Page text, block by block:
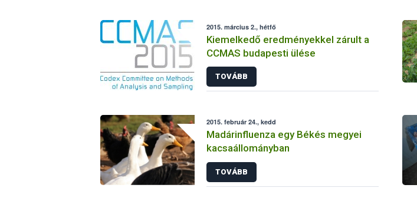
2015. március 2., hétfő
Kiemelkedő eredményekkel zárult a
CCMAS budapesti ülése
TOVÁBB
2015. február 24., kedd
Madárinfluenza egy Békés megyei
kacsaállományban
TOVÁBB